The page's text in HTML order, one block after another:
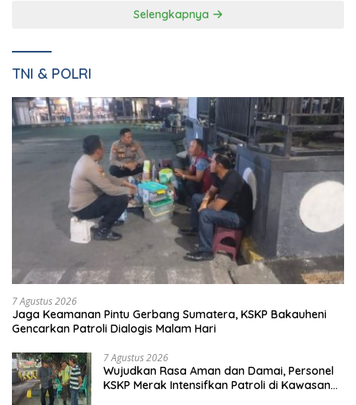
Selengkapnya
TNI & POLRI
7 Agustus 2026
Jaga Keamanan Pintu Gerbang Sumatera, KSKP Bakauheni
Gencarkan Patroli Dialogis Malam Hari
7 Agustus 2026
Wujudkan Rasa Aman dan Damai, Personel
KSKP Merak Intensifkan Patroli di Kawasan